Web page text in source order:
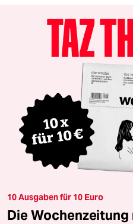
10 Ausgaben für 10 Euro
Die